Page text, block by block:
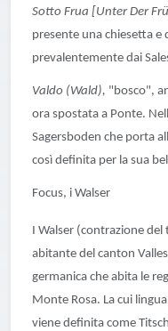
Sotto Frua [Unter Der
presente una chiesetta
prevalentemente dai
Valdo (Wald), "bosco",
ora spostata a Ponte.
Sagersboden che porta
così definita per la sua
Focus, i Walser
I Walser (contrazione
abitante del canton
germanica che abita le
Monte Rosa. La cui lingua
viene definita come